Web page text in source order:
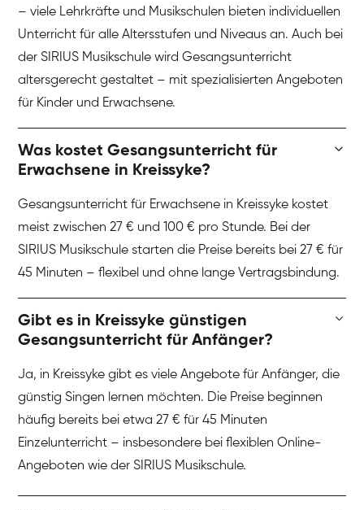
– viele Lehrkräfte und Musikschulen bieten individuellen
Unterricht für alle Altersstufen und Niveaus an. Auch bei
der SIRIUS Musikschule wird Gesangsunterricht
altersgerecht gestaltet – mit spezialisierten Angeboten
für Kinder und Erwachsene.
Was kostet Gesangsunterricht für
Erwachsene in Kreissyke?
Gesangsunterricht für Erwachsene in Kreissyke kostet
meist zwischen 27 € und 100 € pro Stunde. Bei der
SIRIUS Musikschule starten die Preise bereits bei 27 € für
45 Minuten – flexibel und ohne lange Vertragsbindung.
Gibt es in Kreissyke günstigen
Gesangsunterricht für Anfänger?
Ja, in Kreissyke gibt es viele Angebote für Anfänger, die
günstig Singen lernen möchten. Die Preise beginnen
häufig bereits bei etwa 27 € für 45 Minuten
Einzelunterricht – insbesondere bei flexiblen Online-
Angeboten wie der SIRIUS Musikschule.